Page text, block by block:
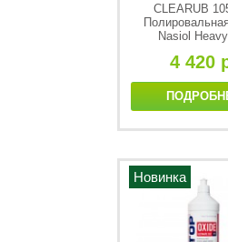
CLEARUB
Nasiol
4 420
Новинка